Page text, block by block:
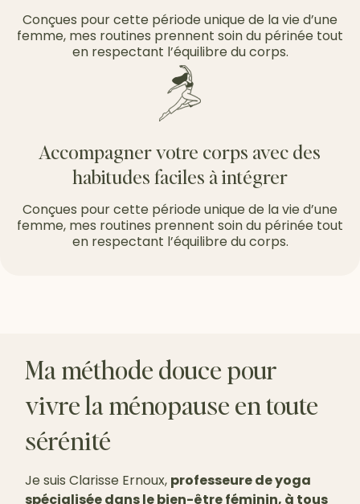
Conçues pour cette période unique de la vie d’une
femme, mes routines prennent soin du périnée tout
en respectant l’équilibre du corps.
Accompagner votre corps avec des
habitudes faciles à intégrer
Conçues pour cette période unique de la vie d’une
femme, mes routines prennent soin du périnée tout
en respectant l’équilibre du corps.
Ma méthode douce pour
vivre la ménopause en toute
sérénité
Je suis Clarisse Ernoux, professeure de yoga
spécialisée dans le bien-être féminin, à tous